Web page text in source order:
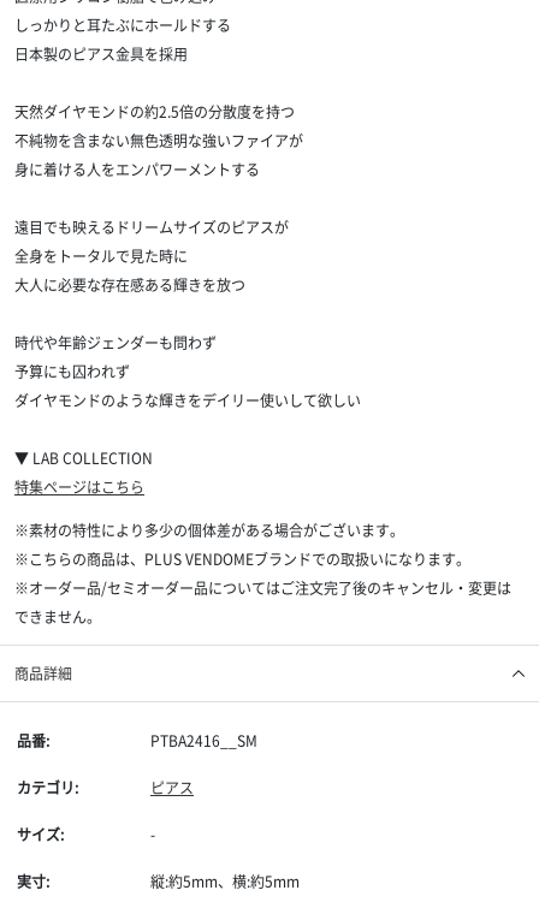
しっかりと耳たぶにホールドする
日本製のピアス金具を採用
天然ダイヤモンドの約2.5倍の分散度を持つ
不純物を含まない無色透明な強いファイアが
身に着ける人をエンパワーメントする
遠目でも映えるドリームサイズのピアスが
全身をトータルで見た時に
大人に必要な存在感ある輝きを放つ
時代や年齢ジェンダーも問わず
予算にも囚われず
ダイヤモンドのような輝きをデイリー使いして欲しい
▼ LAB COLLECTION
特集ページはこちら
※素材の特性により多少の個体差がある場合がございます。
※こちらの商品は、PLUS VENDOMEブランドでの取扱いになります。
※オーダー品/セミオーダー品についてはご注文完了後のキャンセル・変更は
できません。
商品詳細
品番: PTBA2416__SM
カテゴリ: ピアス
サイズ: -
実寸: 縦:約5mm、横:約5mm